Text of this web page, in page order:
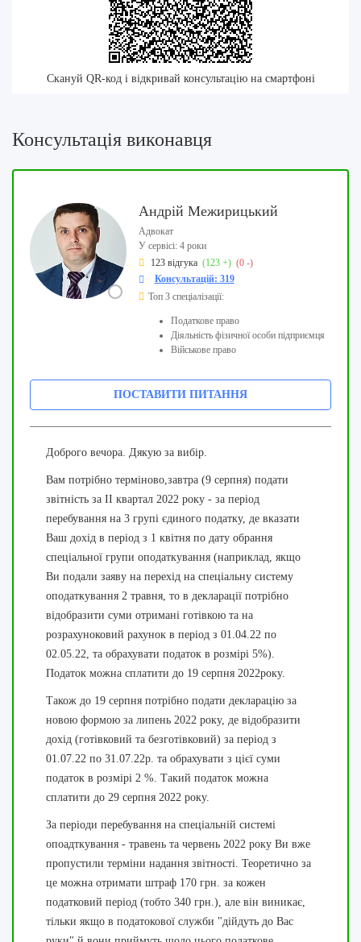
Скануй QR-код і відкривай консультацію на смартфоні
Консультація виконавця
Андрій Межирицький
Адвокат
У сервісі: 4 роки
123 відгука (123 +) (0 -)
Консультацій: 319
Топ 3 спеціалізації:
Податкове право
Діяльність фізичної особи підприємця
Військове право
ПОСТАВИТИ ПИТАННЯ
Доброго вечора. Дякую за вибір.
Вам потрібно терміново,завтра (9 серпня) подати
звітність за ІІ квартал 2022 року - за період
перебування на 3 групі єдиного податку, де вказати
Ваш дохід в період з 1 квітня по дату обрання
спеціальної групи оподаткування (наприклад, якщо
Ви подали заяву на перехід на спеціальну систему
оподаткування 2 травня, то в декларації потрібно
відобразити суми отримані готівкою та на
розрахуноковий рахунок в період з 01.04.22 по
02.05.22, та обрахувати податок в розмірі 5%).
Податок можна сплатити до 19 серпня 2022року.
Також до 19 серпня потрібно подати декларацію за
новою формою за липень 2022 року, де відобразити
дохід (готівковий та безготівковий) за період з
01.07.22 по 31.07.22р. та обрахувати з цієї суми
податок в розмірі 2 %. Такий податок можна
сплатити до 29 серпня 2022 року.
За періоди перебування на спеціальній системі
опоадткування - травень та червень 2022 року Ви вже
пропустили терміни надання звітності. Теоретично за
це можна отримати штраф 170 грн. за кожен
податковий період (тобто 340 грн.), але він виникає,
тільки якщо в податокової служби "дійдуть до Вас